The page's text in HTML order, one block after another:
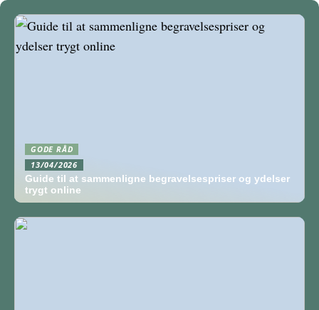
GODE RÅD
13/04/2026
Guide til at sammenligne begravelsespriser og ydelser
trygt online